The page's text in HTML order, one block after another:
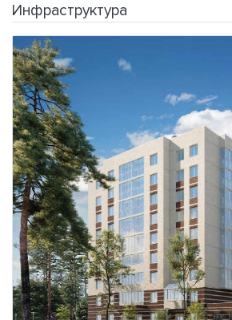
Инфраструктура